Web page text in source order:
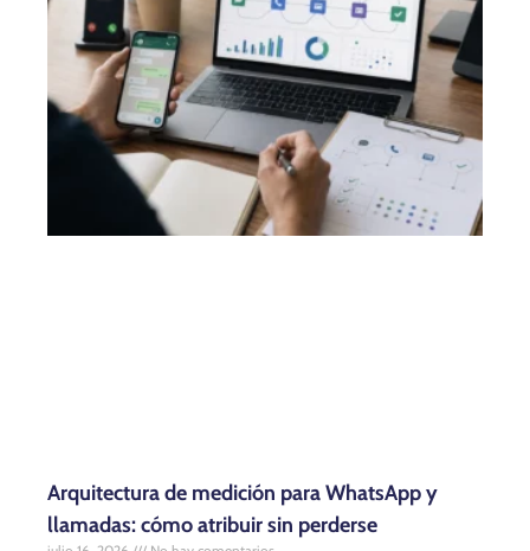
Arquitectura de medición para WhatsApp y
llamadas: cómo atribuir sin perderse